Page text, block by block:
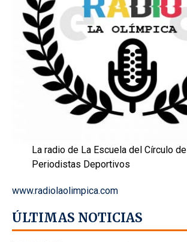
La radio de La Escuela del Círculo de
Periodistas Deportivos
www.radiolaolimpica.com
ÚLTIMAS NOTICIAS